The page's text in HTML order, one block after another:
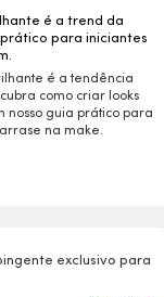
é a trend da
para iniciantes
é a tendência
como criar looks
nosso guia prático para
na make.
exclusivo para